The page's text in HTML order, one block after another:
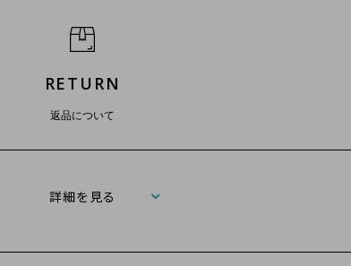
RETURN
返品について
詳細を見る